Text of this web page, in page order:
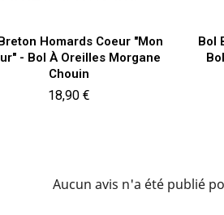
Homards Coeur "Mon
- Bol À Oreilles Morgane
Chouin
Prix
18,90 €
Aperçu rapide
Bol
Aucun avis n'a été publié